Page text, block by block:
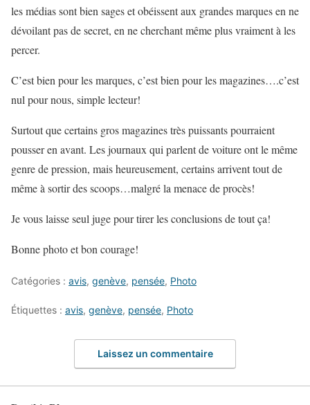
les médias sont bien sages et obéissent aux grandes marques en ne
dévoilant pas de secret, en ne cherchant même plus vraiment à les
percer.
C’est bien pour les marques, c’est bien pour les magazines….c’est
nul pour nous, simple lecteur!
Surtout que certains gros magazines très puissants pourraient
pousser en avant. Les journaux qui parlent de voiture ont le même
genre de pression, mais heureusement, certains arrivent tout de
même à sortir des scoops…malgré la menace de procès!
Je vous laisse seul juge pour tirer les conclusions de tout ça!
Bonne photo et bon courage!
Catégories : avis, genève, pensée, Photo
Étiquettes : avis, genève, pensée, Photo
Laissez un commentaire